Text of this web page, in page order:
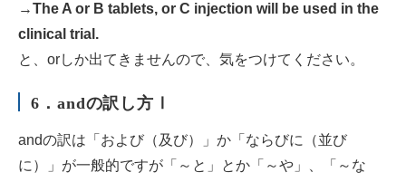
→The A or B tablets, or C injection will be used in the
clinical trial.
と、orしか出てきませんので、気をつけてください。
6．andの訳し方Ⅰ
andの訳は「および（及び）」か「ならびに（並び
に）」が一般的ですが「～と」とか「～や」、「～な